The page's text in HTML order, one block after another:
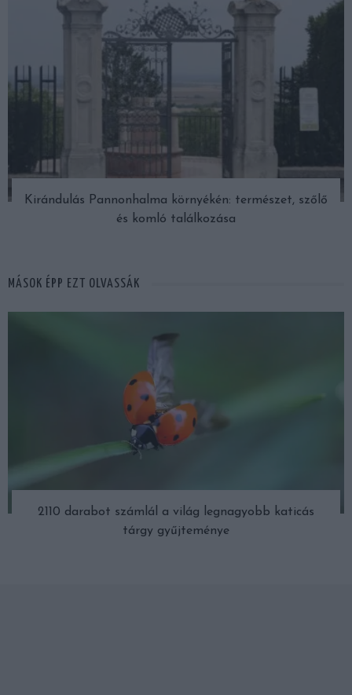
Kirándulás Pannonhalma környékén: természet, szőlő
és komló találkozása
MÁSOK ÉPP EZT OLVASSÁK
2110 darabot számlál a világ legnagyobb katicás
tárgy gyűjteménye